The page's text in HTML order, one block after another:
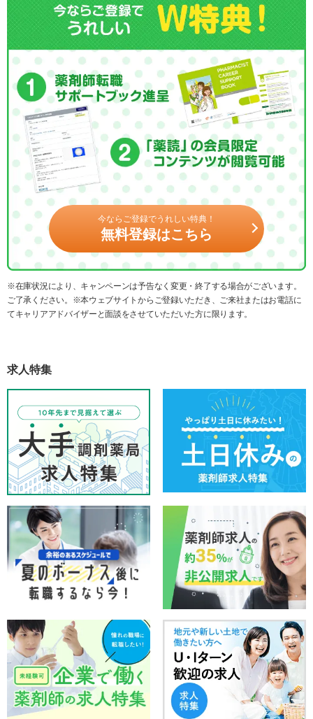
今ならご登録でうれしい特典！
無料登録はこちら
※在庫状況により、キャンペーンは予告なく変更・終了する場合がございます。
ご了承ください。※本ウェブサイトからご登録いただき、ご来社またはお電話に
てキャリアアドバイザーと面談をさせていただいた方に限ります。
求人特集